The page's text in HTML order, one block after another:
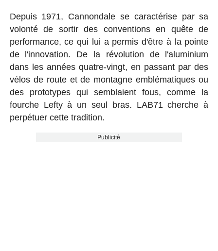
Depuis 1971, Cannondale se caractérise par sa
volonté de sortir des conventions en quête de
performance, ce qui lui a permis d'être à la pointe
de l'innovation. De la révolution de l'aluminium
dans les années quatre-vingt, en passant par des
vélos de route et de montagne emblématiques ou
des prototypes qui semblaient fous, comme la
fourche Lefty à un seul bras. LAB71 cherche à
perpétuer cette tradition.
Publicité